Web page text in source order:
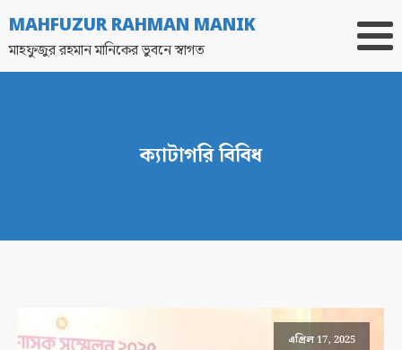
MAHFUZUR RAHMAN MANIK
মাহফুজুর রহমান মানিকের ভুবনে স্বাগত
ক্যাটাগরিবিবিধ
এপ্রিল 17, 2025